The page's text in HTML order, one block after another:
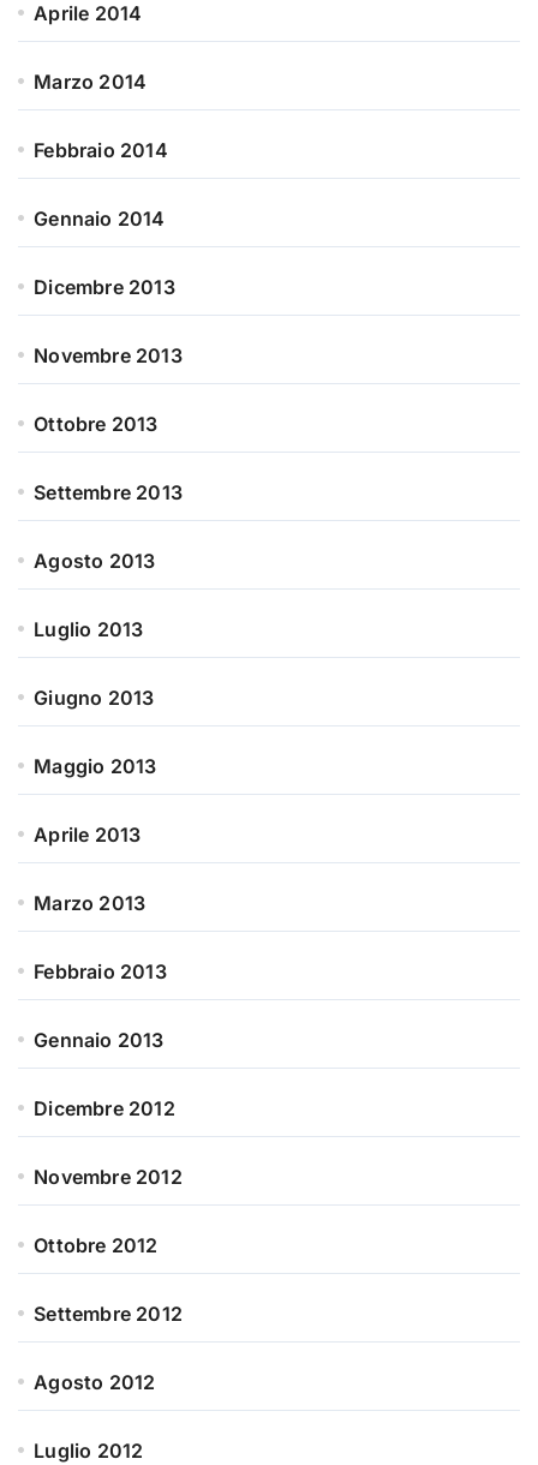
Aprile 2014
Marzo 2014
Febbraio 2014
Gennaio 2014
Dicembre 2013
Novembre 2013
Ottobre 2013
Settembre 2013
Agosto 2013
Luglio 2013
Giugno 2013
Maggio 2013
Aprile 2013
Marzo 2013
Febbraio 2013
Gennaio 2013
Dicembre 2012
Novembre 2012
Ottobre 2012
Settembre 2012
Agosto 2012
Luglio 2012